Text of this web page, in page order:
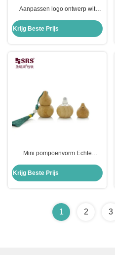
Aanpassen logo ontwerp wit
verpakking fles pot
Krijg Beste Prijs
Mini pompoenvorm Echte
Fles Voor Parfuumolie Luxe Op
Krijg Beste Prijs
1 2 3